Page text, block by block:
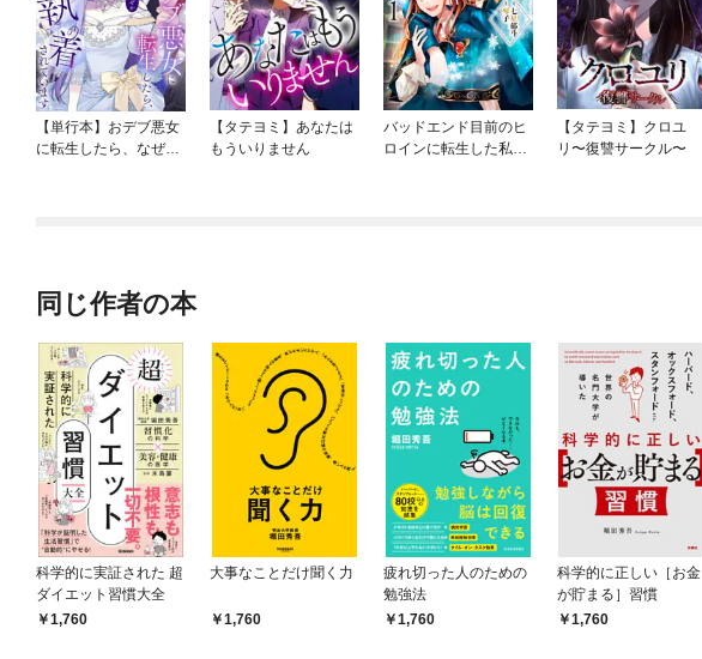
【単行本】おデブ悪女
に転生したら、なぜか
【タテヨミ】あなたは
もういりません
バッドエンド目前のヒ
ロインに転生した私、
【タテヨミ】クロユ
リ〜復讐サークル〜
同じ作者の本
科学的に実証された 超
ダイエット習慣大全
1,760
大事なことだけ聞く力
1,760
疲れ切った人のための
勉強法
1,760
科学的に正しい［お金
が貯まる］習慣
1,760